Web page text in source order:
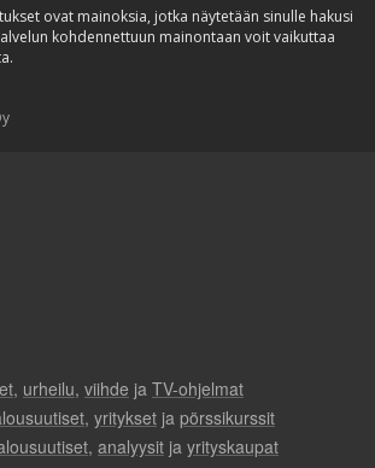
ovat mainoksia, jotka näytetään sinulle hakusi
kohdennettuun mainontaan voit vaikuttaa